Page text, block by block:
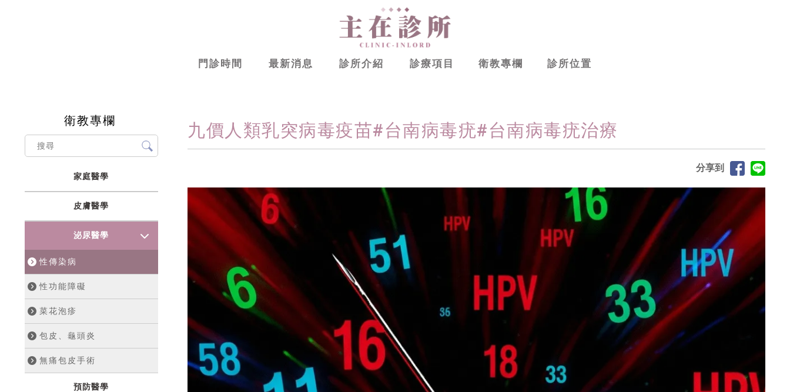
門診時間 最新消息 診所介紹 診療項目 衛教專欄 診所位置
衛教專欄
家庭醫學
皮膚醫學
泌尿醫學
性傳染病
性功能障礙
菜花泡疹
包皮、龜頭炎
無痛包皮手術
預防醫學
九價人類乳突病毒疫苗#台南病毒疣#台南病毒疣治療
分享到